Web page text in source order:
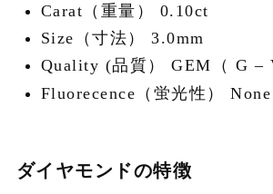
Carat（重量） 0.10ct
Size（寸法） 3.0mm
Quality (品質） GEM（ G –
Fluorecence（蛍光性） None
ダイヤモンドの特徴